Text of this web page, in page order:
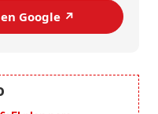
Google ↗️